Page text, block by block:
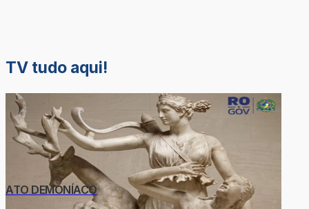
TV tudo aqui!
ATO DEMONÍACO